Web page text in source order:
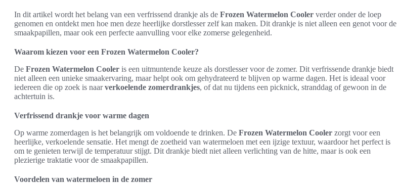
In dit artikel wordt het belang van een verfrissend drankje als de Frozen Watermelon Cooler verder onder de loep
genomen en ontdekt men hoe men deze heerlijke dorstlesser zelf kan maken. Dit drankje is niet alleen een genot voor de
smaakpapillen, maar ook een perfecte aanvulling voor elke zomerse gelegenheid.
Waarom kiezen voor een Frozen Watermelon Cooler?
De Frozen Watermelon Cooler is een uitmuntende keuze als dorstlesser voor de zomer. Dit verfrissende drankje biedt
niet alleen een unieke smaakervaring, maar helpt ook om gehydrateerd te blijven op warme dagen. Het is ideaal voor
iedereen die op zoek is naarverkoelende zomerdrankjes, of dat nu tijdens een picknick, stranddag of gewoon in de
achtertuin is.
Verfrissend drankje voor warme dagen
Op warme zomerdagen is het belangrijk om voldoende te drinken. De Frozen Watermelon Cooler zorgt voor een
heerlijke, verkoelende sensatie. Het mengt de zoetheid van watermeloen met een ijzige textuur, waardoor het perfect is
om te genieten terwijl de temperatuur stijgt. Dit drankje biedt niet alleen verlichting van de hitte, maar is ook een
plezierige traktatie voor de smaakpapillen.
Voordelen van watermeloen in de zomer